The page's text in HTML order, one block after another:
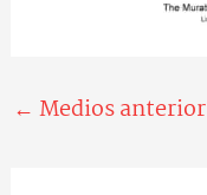
← Medios anterior